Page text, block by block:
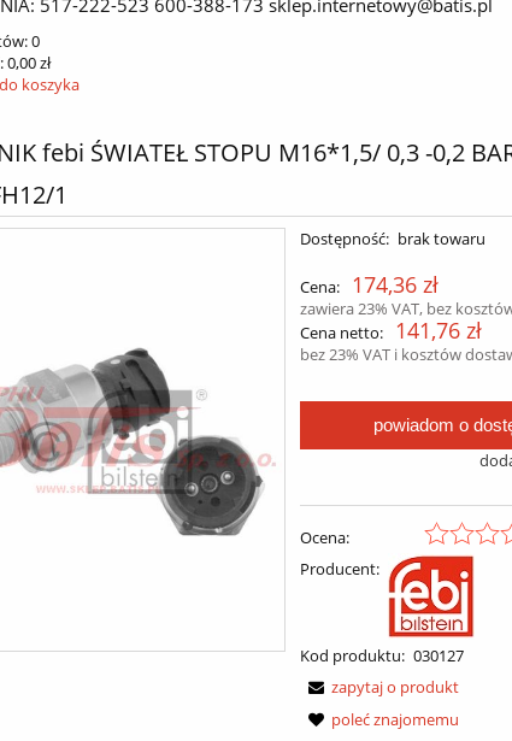
0
0,00 zł
koszyka
febi ŚWIATEŁ STOPU M16*1,5/ 0,3 -0,2
1
Dostępność: brak towaru
Cena: 174,36 zł
zawiera 23% VAT, bez
Cena netto:
141,76 zł
bez 23% VAT i kosztów
powiadom o
Ocena:
Producent:
Kod produktu: 030127
zapytaj o produkt
poleć znajomemu